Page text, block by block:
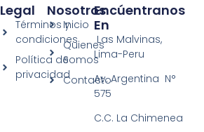
Nosotros
Inicio
Quienes
Somos
Contacto
Legal
Términos y
condiciones
Política de
privacidad
Encúentranos
En
Las Malvinas,
Lima-Peru
Av. Argentina N°
575
C.C. La Chimenea